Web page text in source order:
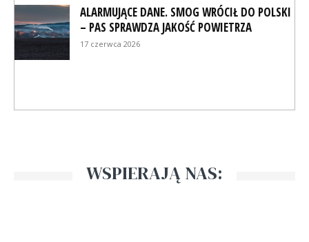
ALARMUJĄCE DANE. SMOG WRÓCIŁ DO POLSKI
– PAS SPRAWDZA JAKOŚĆ POWIETRZA
17 czerwca 2026
WSPIERAJĄ NAS: